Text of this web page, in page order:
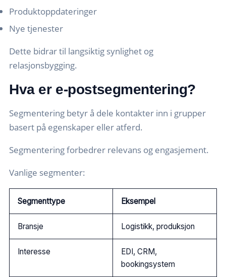
Produktoppdateringer
Nye tjenester
Dette bidrar til langsiktig synlighet og
relasjonsbygging.
Hva er e-postsegmentering?
Segmentering betyr å dele kontakter inn i grupper
basert på egenskaper eller atferd.
Segmentering forbedrer relevans og engasjement.
Vanlige segmenter:
Segmenttype Eksempel
Bransje Logistikk, produksjon
Interesse
EDI, CRM,
bookingsystem